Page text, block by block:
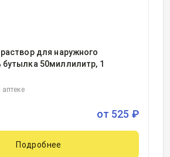
для наружного
бутылка 50миллилитр, 1
от 525 ₽
Подробнее